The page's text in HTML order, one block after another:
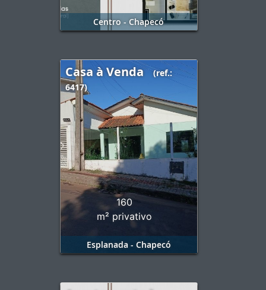
Centro - Chapecó
Casa à Venda
(ref.:
6417)
160
m² privativo
Esplanada - Chapecó